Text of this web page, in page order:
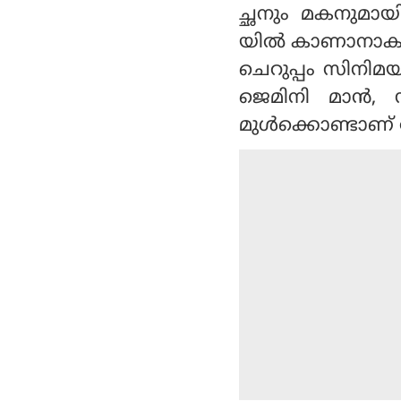
ച്ഛനും
യില്‍
ചെറുപ്പം
ജെമിനി മാന്‍,
മുള്‍ക്കൊണ്ടാണ്